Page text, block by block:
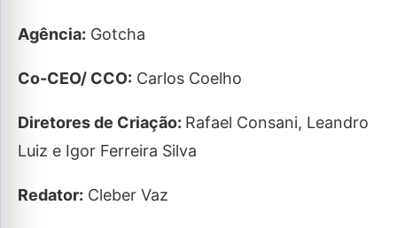
Agência: Gotcha
Co-CEO/ CCO: Carlos Coelho
Diretores de Criação: Rafael Consani, Leandro
Luiz e Igor Ferreira Silva
Redator: Cleber Vaz